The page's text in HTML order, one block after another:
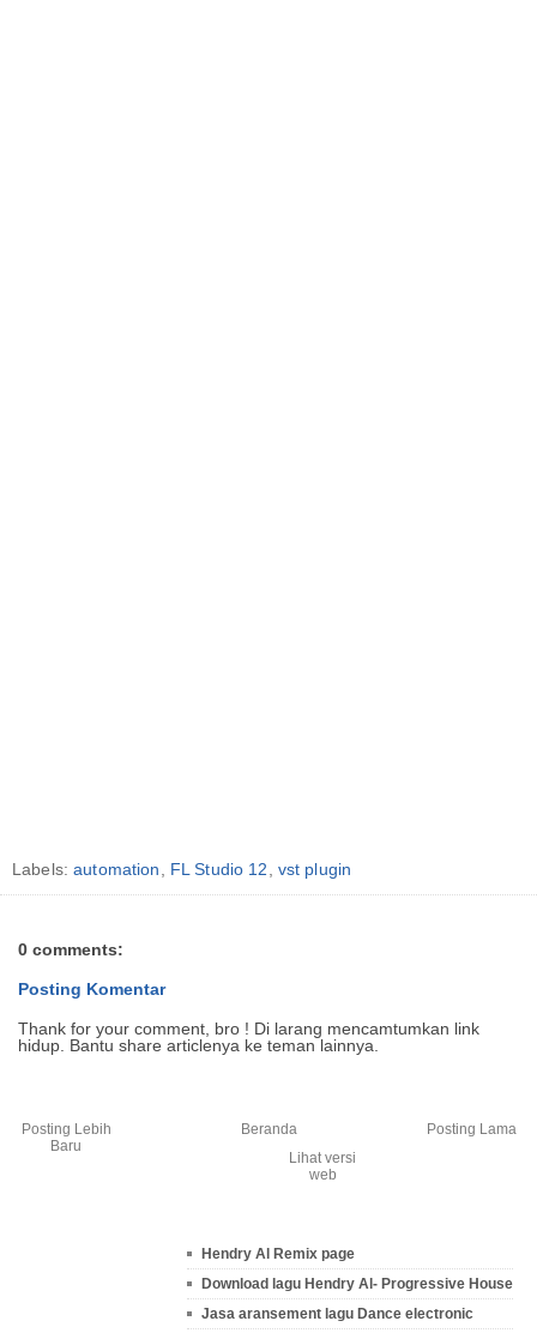
Labels:automation, FL Studio 12, vst plugin
0 comments:
Posting Komentar
Thank for your comment, bro ! Di larang mencamtumkan link
hidup. Bantu share articlenya ke teman lainnya.
Posting Lebih
Baru
Posting Lama
Beranda
Lihat versi
web
Hendry Al Remix page
Download lagu Hendry Al- Progressive House
Jasa aransement lagu Dance electronic